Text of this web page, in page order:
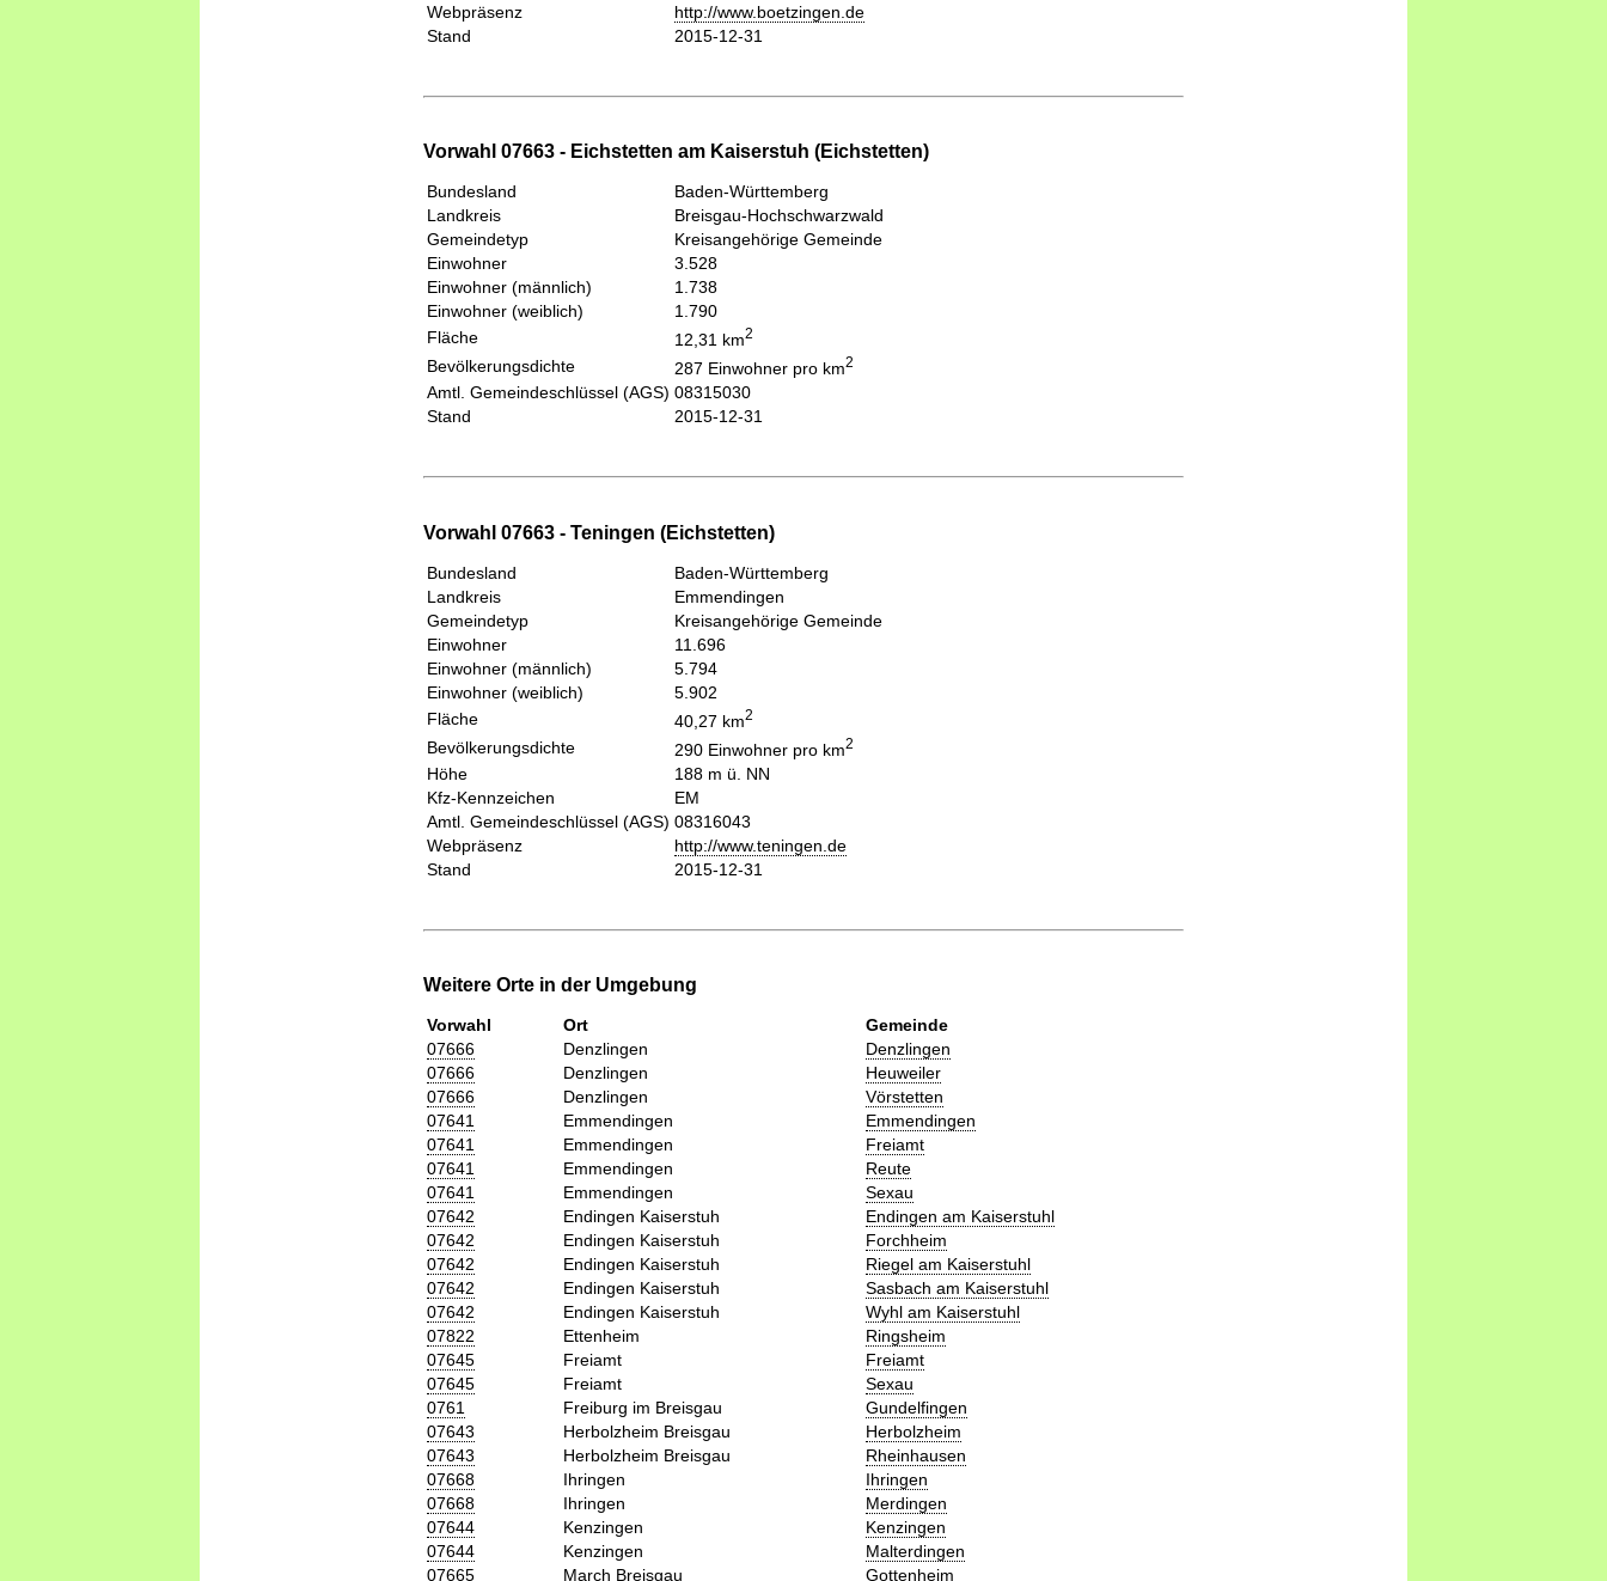
Webpräsenz
http://www.boetzingen.de
Stand
2015-12-31
Vorwahl 07663 - Eichstetten am Kaiserstuh (Eichstetten)
Bundesland
Baden-Württemberg
Landkreis
Breisgau-Hochschwarzwald
Gemeindetyp
Kreisangehörige Gemeinde
Einwohner
3.528
Einwohner (männlich)
1.738
Einwohner (weiblich)
1.790
Fläche
12,31 km2
Bevölkerungsdichte 287 Einwohner pro km2
Amtl. Gemeindeschlüssel (AGS) 08315030
Stand
2015-12-31
Vorwahl 07663 - Teningen (Eichstetten)
Bundesland
Baden-Württemberg
Landkreis
Emmendingen
Gemeindetyp
Kreisangehörige Gemeinde
Einwohner
11.696
Einwohner (männlich)
5.794
Einwohner (weiblich)
5.902
Fläche
40,27 km2
Bevölkerungsdichte 290 Einwohner pro km2
Höhe
188 m ü. NN
Kfz-Kennzeichen
EM
Amtl. Gemeindeschlüssel (AGS) 08316043
Webpräsenz
http://www.teningen.de
Stand
2015-12-31
Weitere Orte in der Umgebung
Vorwahl Ort
Gemeinde
07666
Denzlingen
Denzlingen
07666
Denzlingen
Heuweiler
07666
Denzlingen
Vörstetten
07641
Emmendingen
Emmendingen
07641
Emmendingen
Freiamt
07641
Emmendingen
Reute
07641
Emmendingen
Sexau
07642
Endingen Kaiserstuh
Endingen am Kaiserstuhl
07642
Endingen Kaiserstuh
Forchheim
07642
Endingen Kaiserstuh
Riegel am Kaiserstuhl
07642
Endingen Kaiserstuh
Sasbach am Kaiserstuhl
07642
Endingen Kaiserstuh
Wyhl am Kaiserstuhl
07822
Ettenheim
Ringsheim
07645
Freiamt
Freiamt
07645
Freiamt
Sexau
0761
Freiburg im Breisgau
Gundelfingen
07643
Herbolzheim Breisgau
Herbolzheim
07643
Herbolzheim Breisgau
Rheinhausen
07668
Ihringen
Ihringen
07668
Ihringen
Merdingen
07644
Kenzingen
Kenzingen
07644
Kenzingen
Malterdingen
07665
March Breisgau Gottenheim